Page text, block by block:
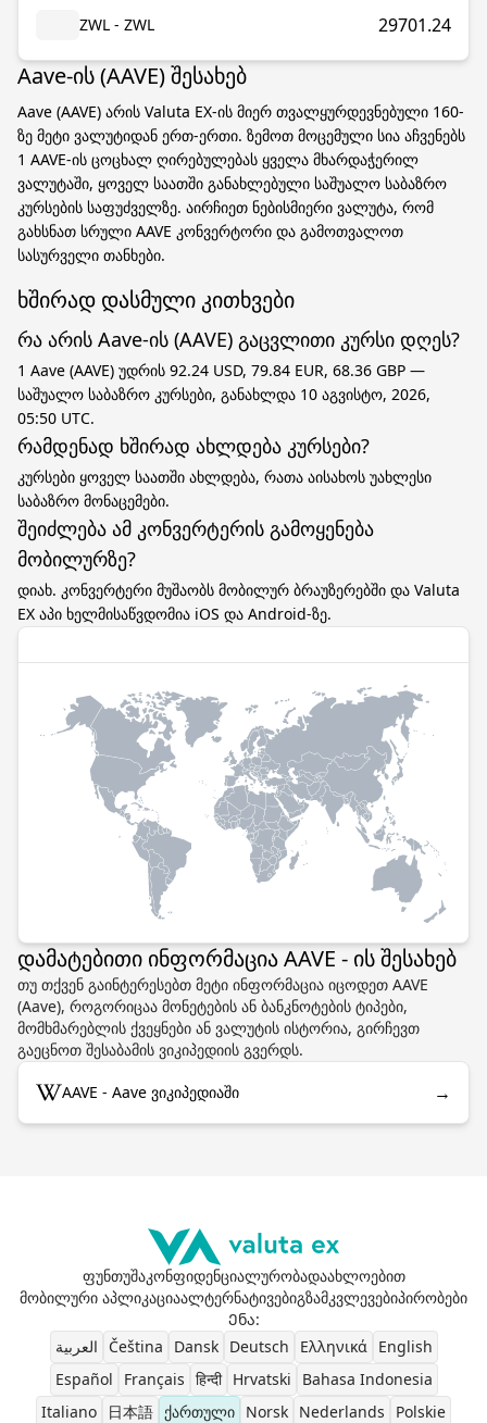
ZWL - ZWL 29701.24
Aave-ის (AAVE) შესახებ
Aave (AAVE) არის Valuta EX-ის მიერ თვალყურდევნებული 160-
ზე მეტი ვალუტიდან ერთ-ერთი. ზემოთ მოცემული სია აჩვენებს
1 AAVE-ის ცოცხალ ღირებულებას ყველა მხარდაჭერილ
ვალუტაში, ყოველ საათში განახლებული საშუალო საბაზრო
კურსების საფუძველზე. აირჩიეთ ნებისმიერი ვალუტა, რომ
გახსნათ სრული AAVE კონვერტორი და გამოთვალოთ
სასურველი თანხები.
ხშირად დასმული კითხვები
რა არის Aave-ის (AAVE) გაცვლითი კურსი დღეს?
1 Aave (AAVE) უდრის 92.24 USD, 79.84 EUR, 68.36 GBP —
საშუალო საბაზრო კურსები, განახლდა 10 აგვისტო, 2026,
05:50 UTC.
რამდენად ხშირად ახლდება კურსები?
კურსები ყოველ საათში ახლდება, რათა აისახოს უახლესი
საბაზრო მონაცემები.
შეიძლება ამ კონვერტერის გამოყენება
მობილურზე?
დიახ. კონვერტერი მუშაობს მობილურ ბრაუზერებში და Valuta
EX აპი ხელმისაწვდომია iOS და Android-ზე.
დამატებითი ინფორმაცია AAVE - ის შესახებ
თუ თქვენ გაინტერესებთ მეტი ინფორმაცია იცოდეთ AAVE
(Aave), როგორიცაა მონეტების ან ბანკნოტების ტიპები,
მომხმარებლის ქვეყნები ან ვალუტის ისტორია, გირჩევთ
გაეცნოთ შესაბამის ვიკიპედიის გვერდს.
AAVE - Aave ვიკიპედიაში →
ფუნთუშაკონფიდენციალურობადაახლოებით
მობილური აპლიკაციაალტერნატივებიგზამკვლევებიპირობები
Ენა:
العربية
Čeština Dansk Deutsch Ελληνικά
English
Español
Français हिन्दी Hrvatski
Bahasa Indonesia
Italiano
日本語 ქართული Norsk Nederlands Polskie